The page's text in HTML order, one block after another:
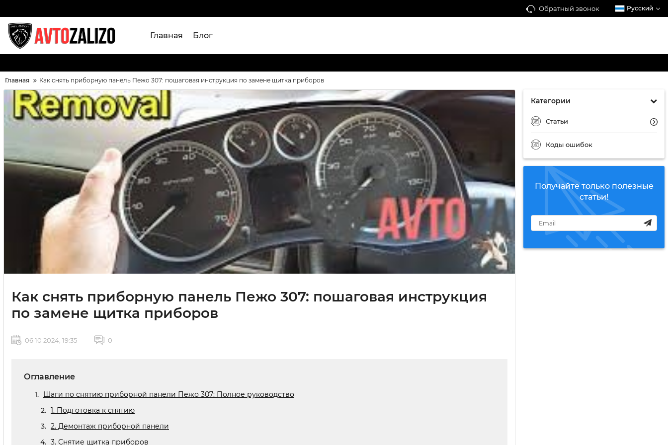
Обратный звонок Русский
Главная Блог
Главная Как снять приборную панель Пежо 307: пошаговая инструкция по замене щитка приборов
Категории
Статьи
Коды ошибок
Получайте только полезные
статьи!
Как снять приборную панель Пежо 307: пошаговая инструкция
по замене щитка приборов
06 10 2024, 19:35 0
Оглавление
Шаги по снятию приборной панели Пежо 307: Полное руководство
1. Подготовка к снятию
2. Демонтаж приборной панели
3. Снятие щитка приборов